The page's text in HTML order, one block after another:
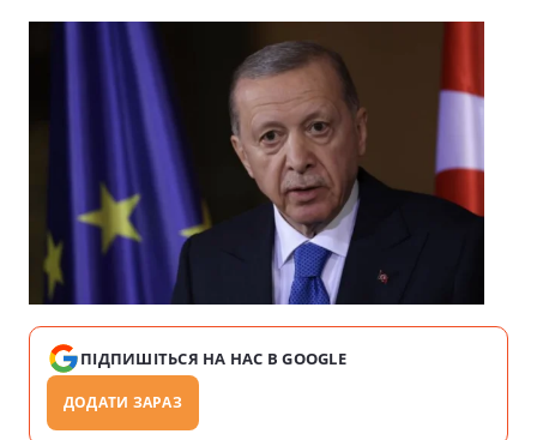
ПІДПИШІТЬСЯ НА НАС В GOOGLE
ДОДАТИ ЗАРАЗ